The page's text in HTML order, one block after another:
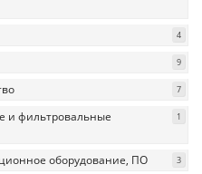
4
9
7
и фильтровальные
1
оборудование, ПО 3